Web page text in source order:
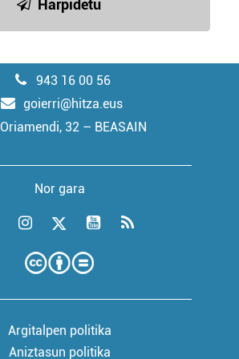
Harpidetu
943 16 00 56
goierri@hitza.eus
Oriamendi, 32 – BEASAIN
Nor gara
Argitalpen politika
Aniztasun politika